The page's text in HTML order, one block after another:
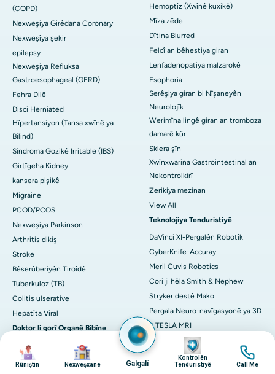
Wêne
Rûniştin
Wêne
Nexweşxane Galgalî
Wêne
Kontrolên
Tenduristiyê
Wêne
Call Me
(COPD)
Nexweşiya Girêdana Coronary
Nexweşîya şekir
epilepsy
Nexweşiya Refluksa
Gastroesophageal (GERD)
Fehra Dilê
Disci Herniated
Hîpertansiyon (Tansa xwînê ya
Bilind)
Sindroma Gozikê Irritable (IBS)
Girtîgeha Kidney
kansera pişikê
Migraine
PCOD/PCOS
Nexweşiya Parkinson
Arthritis dikiş
Stroke
Bêserûberiyên Tiroîdê
Tuberkuloz (TB)
Colitis ulserative
Hepatîta Viral
Doktor li gorî Organê Bibîne
Hones
Mejî
Hemoptîz (Xwînê kuxikê)
Mîza zêde
Dîtina Blurred
Felcî an bêhestiya giran
Lenfadenopatiya malzarokê
Esophoria
Serêşiya giran bi Nîşaneyên
Neurolojîk
Werimîna lingê giran an tromboza
damarê kûr
Sklera şîn
Xwînxwarina Gastrointestinal an
Nekontrolkirî
Zerikiya mezinan
View All
Teknolojiya Tenduristiyê
DaVinci XI-Pergalên Robotîk
CyberKnife-Accuray
Meril Cuvis Robotics
Cori ji hêla Smith & Nephew
Stryker destê Mako
Pergala Neuro-navîgasyonê ya 3D
3 TESLA MRI
LINAC
Pergala MÛSA 2.0